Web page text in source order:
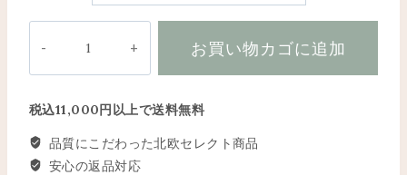
Sweater
個
お買い物カゴに追加
税込11,000円以上で送料無料
品質にこだわった北欧セレクト商品
安心の返品対応